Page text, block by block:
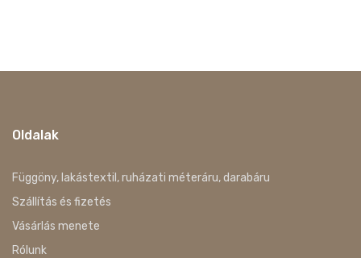
Oldalak
Függöny, lakástextil, ruházati méteráru, darabáru
Szállítás és fizetés
Vásárlás menete
Rólunk